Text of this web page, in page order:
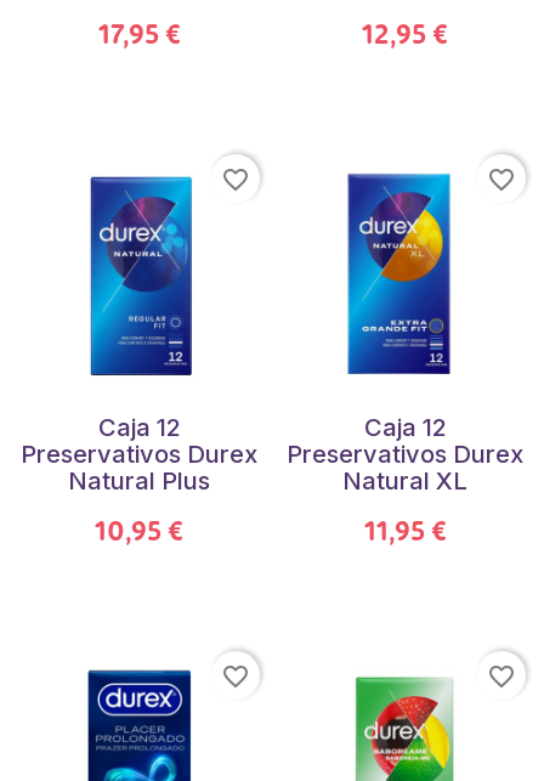
17,95 € 12,95 €
Caja 12
Preservativos Durex
Natural Plus
10,95 €
favorite_border
Caja 12
Preservativos Durex
Natural XL
11,95 €
favorite_border
favorite_border favorite_border